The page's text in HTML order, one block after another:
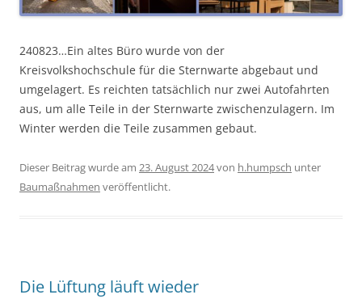
240823…Ein altes Büro wurde von der
Kreisvolkshochschule für die Sternwarte abgebaut und
umgelagert. Es reichten tatsächlich nur zwei Autofahrten
aus, um alle Teile in der Sternwarte zwischenzulagern. Im
Winter werden die Teile zusammen gebaut.
Dieser Beitrag wurde am 23. August 2024von h.humpsch unter
Baumaßnahmen veröffentlicht.
Die Lüftung läuft wieder